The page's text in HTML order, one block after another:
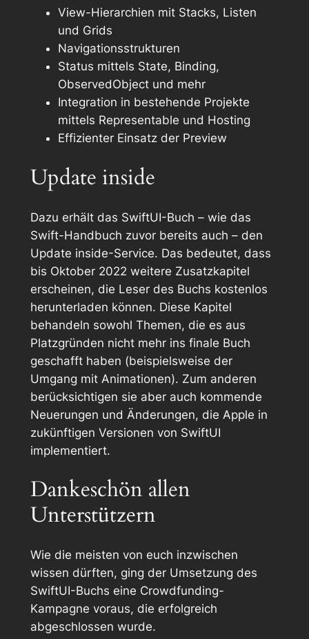
View-Hierarchien mit Stacks, Listen
und Grids
Navigationsstrukturen
Status mittels State, Binding,
ObservedObject und mehr
Integration in bestehende Projekte
mittels Representable und Hosting
Effizienter Einsatz der Preview
Update inside
Dazu erhält das SwiftUI-Buch – wie das
Swift-Handbuch zuvor bereits auch – den
Update inside-Service. Das bedeutet, dass
bis Oktober 2022 weitere Zusatzkapitel
erscheinen, die Leser des Buchs kostenlos
herunterladen können. Diese Kapitel
behandeln sowohl Themen, die es aus
Platzgründen nicht mehr ins finale Buch
geschafft haben (beispielsweise der
Umgang mit Animationen). Zum anderen
berücksichtigen sie aber auch kommende
Neuerungen und Änderungen, die Apple in
zukünftigen Versionen von SwiftUI
implementiert.
Dankeschön allen
Unterstützern
Wie die meisten von euch inzwischen
wissen dürften, ging der Umsetzung des
SwiftUI-Buchs eine Crowdfunding-
Kampagne voraus, die erfolgreich
abgeschlossen wurde.